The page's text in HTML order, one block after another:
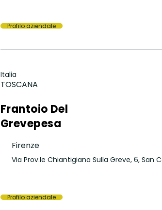
Profilo aziendale
Italia
TOSCANA
Frantoio Del
Grevepesa
Firenze
Via Prov.le Chiantigiana Sulla Greve, 6, San
Profilo aziendale